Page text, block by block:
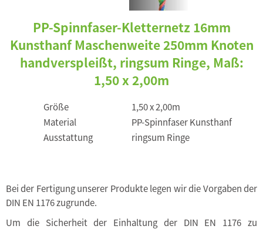
PP-Spinnfaser-Kletternetz 16mm
Kunsthanf Maschenweite 250mm Knoten
handverspleißt, ringsum Ringe, Maß:
1,50 x 2,00m
Größe
1,50 x 2,00m
Material
PP-Spinnfaser Kunsthanf
Ausstattung
ringsum Ringe
Bei der Fertigung unserer Produkte legen wir die Vorgaben der
DIN EN 1176 zugrunde.
Um die Sicherheit der Einhaltung der DIN EN 1176 zu